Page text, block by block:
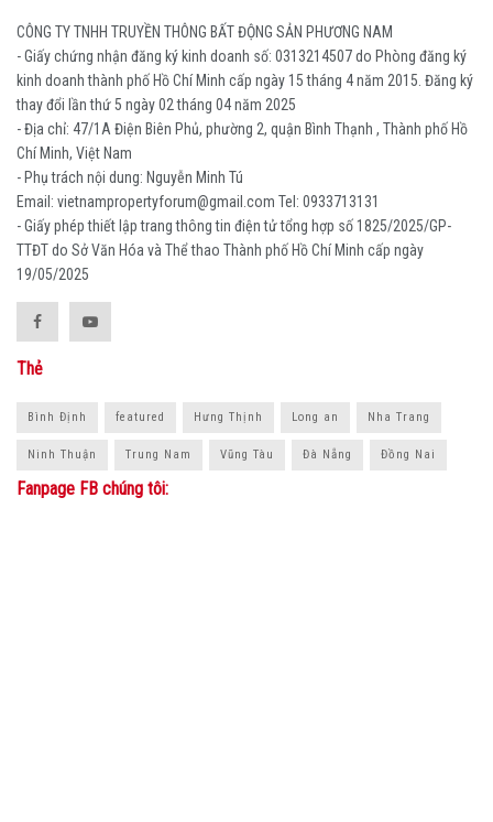
CÔNG TY TNHH TRUYỀN THÔNG BẤT ĐỘNG SẢN PHƯƠNG NAM
- Giấy chứng nhận đăng ký kinh doanh số: 0313214507 do Phòng đăng ký
kinh doanh thành phố Hồ Chí Minh cấp ngày 15 tháng 4 năm 2015. Đăng ký
thay đổi lần thứ 5 ngày 02 tháng 04 năm 2025
- Địa chỉ: 47/1A Điện Biên Phủ, phường 2, quận Bình Thạnh , Thành phố Hồ
Chí Minh, Việt Nam
- Phụ trách nội dung: Nguyễn Minh Tú
Email: vietnampropertyforum@gmail.com Tel: ‭0933713131
- Giấy phép thiết lập trang thông tin điện tử tổng hợp số 1825/2025/GP-
TTĐT do Sở Văn Hóa và Thể thao Thành phố Hồ Chí Minh cấp ngày
19/05/2025
Thẻ
Bình Định featured Hưng Thịnh Long an Nha Trang
Ninh Thuận Trung Nam Vũng Tàu Đà Nẵng Đồng Nai
Fanpage FB chúng tôi: